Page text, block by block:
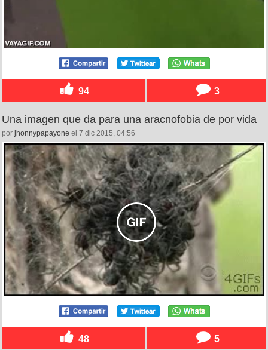
94 3
Una imagen que da para una aracnofobia de por vida
por jhonnypapayone el 7 dic 2015, 04:56
48 5